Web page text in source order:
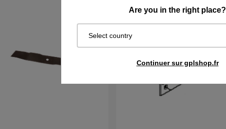
Are you in the right place?
Select country
Continuer sur gplshop.fr